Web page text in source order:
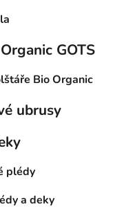
GOTS
Bio Organic
ubrusy
plédy
a deky